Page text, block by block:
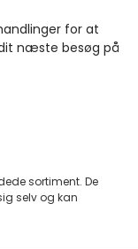
for at
næste besøg på
sortiment. De
selv og kan